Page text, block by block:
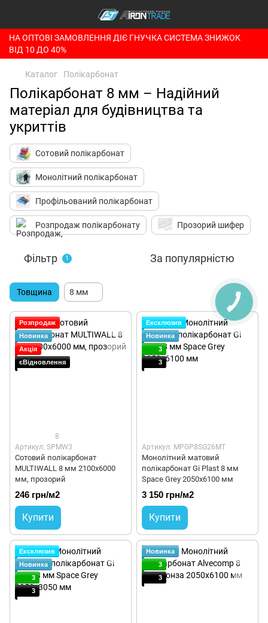
НА ОПТОВІ ЗАМОВЛЕННЯ ДІЄ ГНУЧКА СИСТЕМА ЗНИЖОК
ВІД 10 ДО 40%
Каталог Полікарбонат
Полікарбонат 8 мм – Надійний
матеріал для будівництва та
укриттів
Сотовий полікарбонат
Монолітний полікарбонат
Профільований полікарбонат
Розпродаж полікарбонату Прозорий шифер
Фільтр 1 За популярністю
Товщина 8 мм
Розпродаж
Новинка
Акція
єВідновлення
8
Артикул: SPMW3
Сотовий полікарбонат
MULTIWALL 8 мм 2100х6000
мм, прозорий
246 грн/м2
Купити
Ексклюзив
Новинка
3
3
Артикул: MPGP8SG26MT
Монолітний матовий
полікарбонат Gi Plast 8 мм
Space Grey 2050x6100 мм
3 150 грн/м2
Купити
Ексклюзив
Новинка
3
3
Новинка
3
3